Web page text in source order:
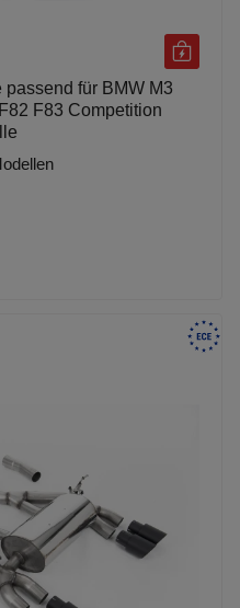
für BMW M3
F83 Competition